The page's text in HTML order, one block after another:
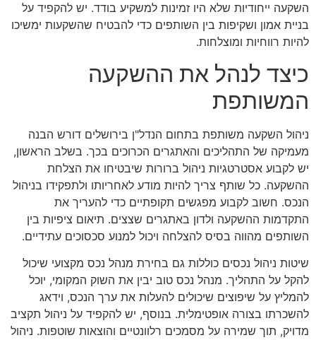
השקעה ייחודיות שלא היו זמינות למשקיע בודד. יש להקפיד על
בניית אמון ושקיפות בין השותפים כדי להבטיח שהשקעות ימשיכו
להיות רווחיות ומוצלחות.
כיצד לנהל את ההשקעה
המשותפת
ניהול השקעה משותפת בתחום הנדל"ן בירושלים דורש הבנה
מעמיקה של התהליכים והאתגרים הכרוכים בכך. בשלב הראשון,
יש לקבוע אסטרטגיות ניהול ברורות שיבטיחו את הצלחת
ההשקעה. כל שותף צריך להיות מודע לאחריותו ולתפקידו בניהול
הנכס. חשוב לקבוע מפגשים תקופתיים כדי להעריך את
התקדמות ההשקעה ולדון באתגרים שצצים. תיאום ציפיות בין
השותפים מהווה בסיס להצלחה ויכול למנוע סכסוכים עתידיים.
שיטות ניהול נכסים כוללות גם בחירת מנהל נכס מקצועי שיכול
להקל על התהליך. מנהל נכס טוב יבין את השוק המקומי, יוכל
להמליץ על שיפוצים שיכולים להעלות את ערך הנכס, וידאג
להשכרתו בצורה אופטימלית. בנוסף, יש להקפיד על ניהול תקציב
מדויק, תוך שמירה על מסמכים רלוונטיים והוצאות שוטפות. ניהול